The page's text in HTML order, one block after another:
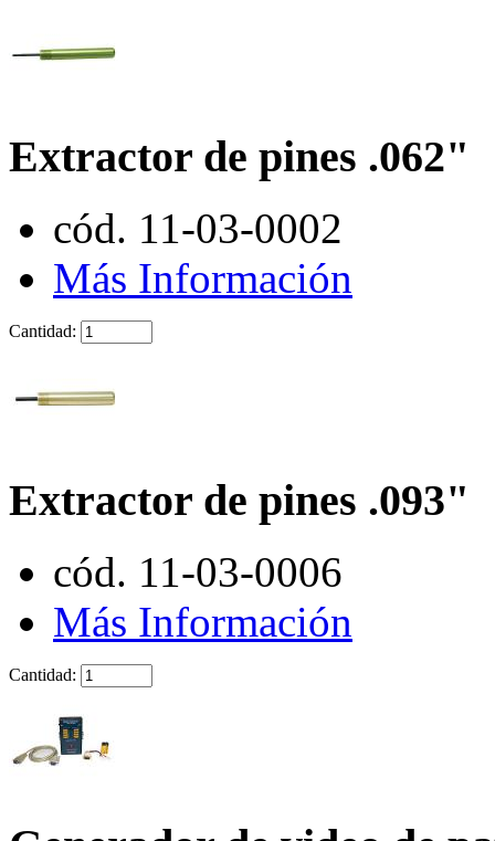
Extractor de pines .062"
cód. 11-03-0002
Más Información
Cantidad:
Extractor de pines .093"
cód. 11-03-0006
Más Información
Cantidad: